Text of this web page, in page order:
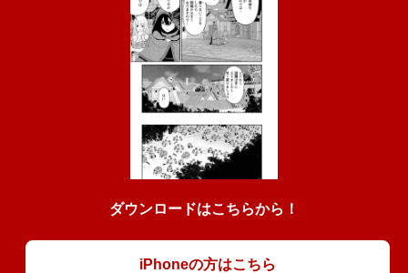
ダウンロードはこちらから！
iPhoneの方はこちら